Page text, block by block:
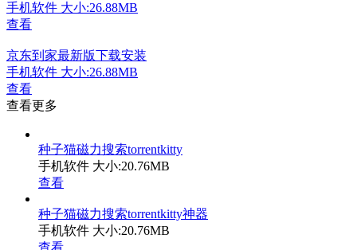
手机软件 大小:26.88MB
查看
京东到家最新版下载安装
手机软件 大小:26.88MB
查看
查看更多
种子猫磁力搜索torrentkitty
手机软件 大小:20.76MB
查看
种子猫磁力搜索torrentkitty神器
手机软件 大小:20.76MB
查看